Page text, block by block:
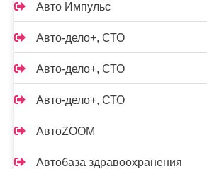
Авто Импульс
Авто-дело+, СТО
Авто-дело+, СТО
Авто-дело+, СТО
АвтоZOOM
Автобаза здравоохранения